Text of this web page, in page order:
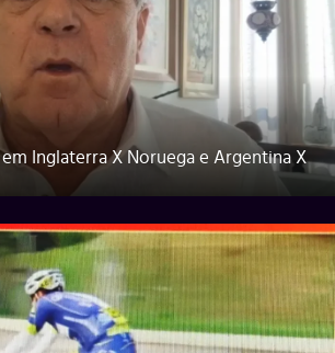
Inglaterra X Noruega e Argentina X